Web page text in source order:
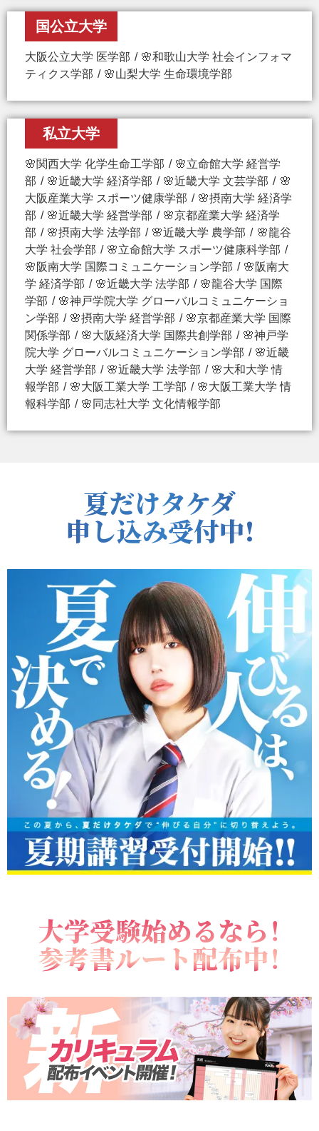
国公立大学
大阪公立大学 医学部
🌸和歌山大学 社会インフォマ
ティクス学部
🌸山梨大学 生命環境学部
私立大学
🌸関西大学 化学生命工学部
🌸立命館大学 経営学
部
🌸近畿大学 経済学部 🌸近畿大学 文芸学部
🌸
大阪産業大学 スポーツ健康学部
🌸摂南大学 経済学
部
🌸近畿大学 経営学部
🌸京都産業大学 経済学
部
🌸摂南大学 法学部 🌸近畿大学 農学部
🌸龍谷
大学 社会学部
🌸立命館大学 スポーツ健康科学部
🌸阪南大学 国際コミュニケーション学部
🌸阪南大
学 経済学部
🌸近畿大学 法学部
🌸龍谷大学 国際
学部
🌸神戸学院大学 グローバルコミュニケーショ
ン学部
🌸摂南大学 経営学部
🌸京都産業大学 国際
関係学部
🌸大阪経済大学 国際共創学部
🌸神戸学
院大学 グローバルコミュニケーション学部
🌸近畿
大学 経営学部
🌸近畿大学 法学部
🌸大和大学 情
報学部
🌸大阪工業大学 工学部
🌸大阪工業大学 情
報科学部
🌸同志社大学 文化情報学部
夏だけタケダ
申し込み受付中!
大学受験始めるなら！
参考書ルート配布中！